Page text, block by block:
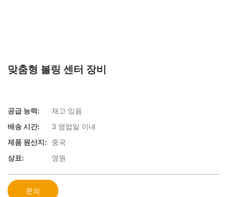
맞춤형 볼링 센터 장비
공급 능력:
재고 있음
배송 시간:
3 영업일 이내
제품 원산지:
중국
상표:
영원
문의